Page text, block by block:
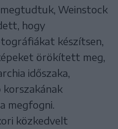
Weinstock
hogy
készítsen,
örökített meg,
időszaka,
megfogni.
közkedvelt